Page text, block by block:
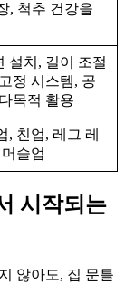
, 척추 건강을
설치, 길이 조절
정 시스템, 공
목적 활용
, 친업, 레그 레
슬업
시작되는
않아도, 집 문틀